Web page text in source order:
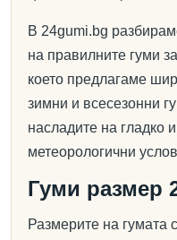
В 24gumi.bg
на правилните гуми
което предлагаме
зимни и всесезонни
насладите на гладко
метеорологични
Гуми размер
Размерите на гумата